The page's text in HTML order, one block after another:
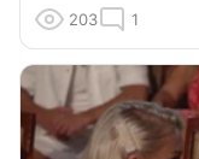
203 1